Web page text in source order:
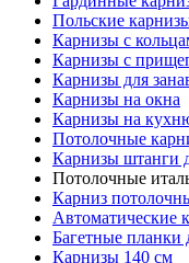
Польские
Карнизы с
Карнизы с
Карнизы для
Карнизы на окна
Карнизы на
Потолочные
Карнизы штанги
Потолочные
Карниз
Автоматические
Багетные планки
Карнизы 140 см